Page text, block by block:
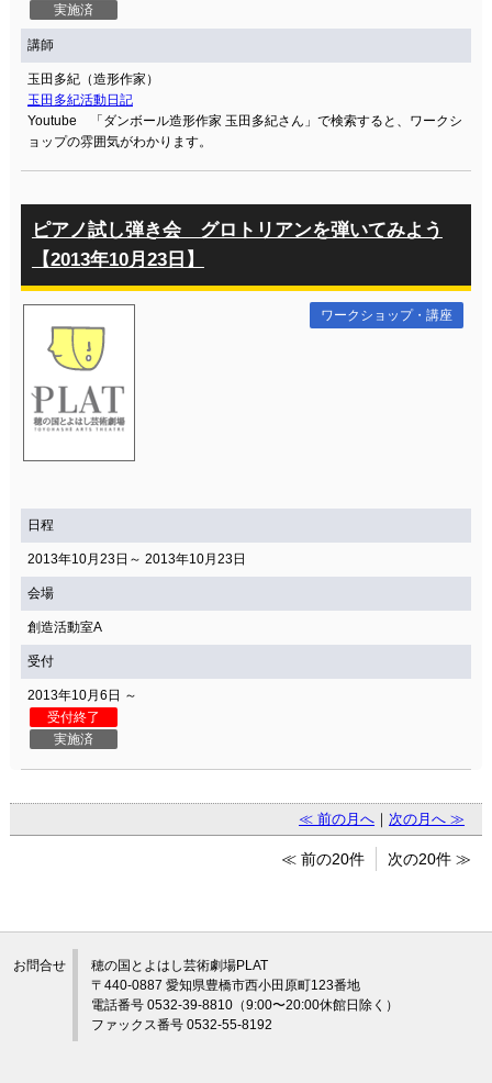
実施済
講師
玉田多紀（造形作家）
玉田多紀活動日記
Youtube 「ダンボール造形作家 玉田多紀さん」で検索すると、ワークシ
ョップの雰囲気がわかります。
ピアノ試し弾き会 グロトリアンを弾いてみよう
【2013年10月23日】
ワークショップ・講座
日程
2013年10月23日～ 2013年10月23日
会場
創造活動室A
受付
2013年10月6日 ～
受付終了
実施済
≪ 前の月へ ｜次の月へ ≫
≪ 前の20件 次の20件 ≫
お問合せ
穂の国とよはし芸術劇場PLAT
〒440-0887 愛知県豊橋市西小田原町123番地
電話番号 0532-39-8810（9:00〜20:00休館日除く）
ファックス番号 0532-55-8192